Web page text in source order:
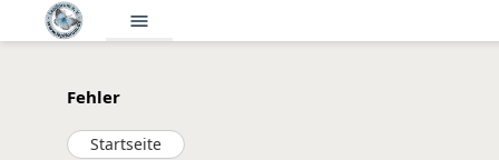
menu
Fehler
Startseite